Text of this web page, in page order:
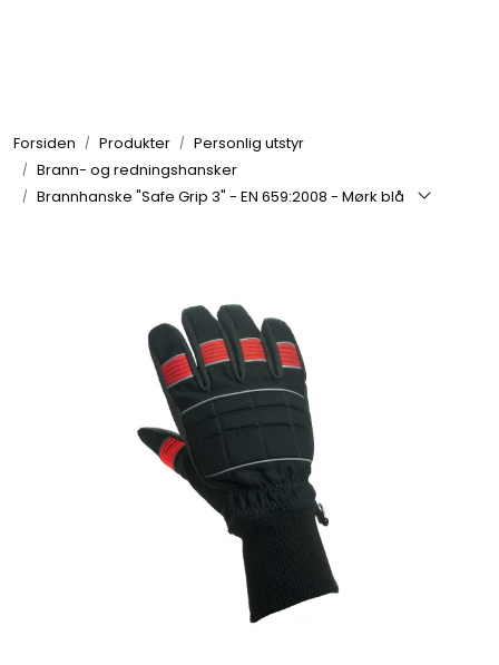
Forsiden Produkter
Personlig utstyr
Brann- og redningshansker
Brannhanske "Safe Grip 3" - EN 659:2008 - Mørk blå
Produkter